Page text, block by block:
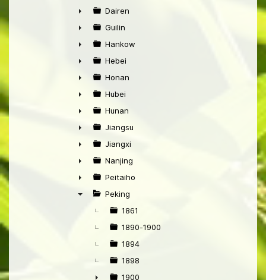
►
►
Dairen
►
Guilin
►
Hankow
►
Hebei
►
Honan
►
Hubei
►
Hunan
►
Jiangsu
►
Jiangxi
►
Nanjing
►
Peitaiho
Peking
1861
1890-1900
1894
1898
1900